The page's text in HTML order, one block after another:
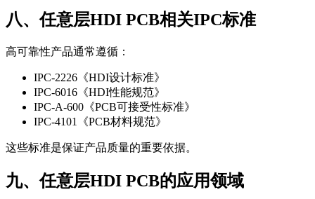
八、任意层HDI PCB相关IPC标准
高可靠性产品通常遵循：
IPC-2226《HDI设计标准》
IPC-6016《HDI性能规范》
IPC-A-600《PCB可接受性标准》
IPC-4101《PCB材料规范》
这些标准是保证产品质量的重要依据。
九、任意层HDI PCB的应用领域